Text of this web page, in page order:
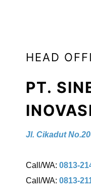
HEAD
PT.
Jl. Cikadut
Call/WA: 0813-
Call/WA: 0813-